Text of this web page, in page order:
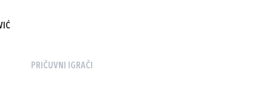
PRIČUVNI IGRAČI